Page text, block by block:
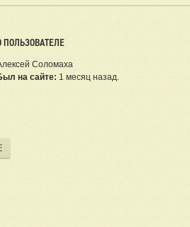
ПОЛЬЗОВАТЕЛЕ
Соломаха
на сайте: 1 месяц назад.